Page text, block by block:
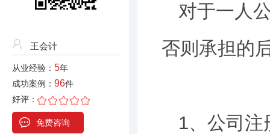
王会计
从业经验： 5年
成功案例： 96件
好评：
免费咨询
对于一人
否则承担的
1、公司